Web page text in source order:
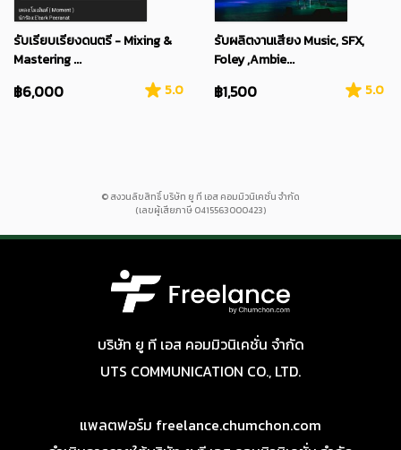
รับเรียบเรียงดนตรี - Mixing &
Mastering ...
฿6,000 5.0
รับผลิตงานเสียง Music, SFX,
Foley ,Ambie...
฿1,500 5.0
© สงวนลิขสิทธิ์ บริษัท ยู ที เอส คอมมิวนิเคชั่น จำกัด
(เลขผู้เสียภาษี 0415563000423)
บริษัท ยู ที เอส คอมมิวนิเคชั่น จำกัด
UTS COMMUNICATION CO., LTD.
แพลตฟอร์ม freelance.chumchon.com